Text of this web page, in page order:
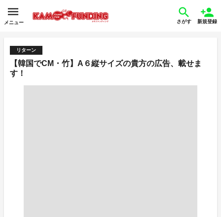
メニュー さがす 新規登録
リターン
【韓国でCM・竹】A６縦サイズの貴方の広告、載せま
す！